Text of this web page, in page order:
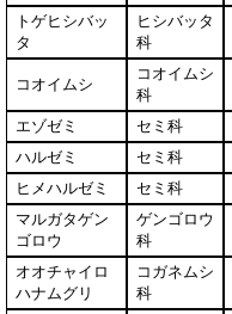
トゲヒシバッ
タ
ヒシバッタ
科
コオイムシ
コオイムシ
科
エゾゼミ セミ科
ハルゼミ
セミ科
ヒメハルゼミ
セミ科
マルガタゲン
ゴロウ
ゲンゴロウ
科
オオチャイロ
ハナムグリ
コガネムシ
科